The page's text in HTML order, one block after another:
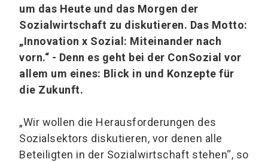
um das Heute und das Morgen der
Sozialwirtschaft zu diskutieren. Das Motto:
„Innovation x Sozial: Miteinander nach
vorn.“ - Denn es geht bei der ConSozial vor
allem um eines: Blick in und Konzepte für
die Zukunft.
„Wir wollen die Herausforderungen des
Sozialsektors diskutieren, vor denen alle
Beteiligten in der Sozialwirtschaft stehen“, so